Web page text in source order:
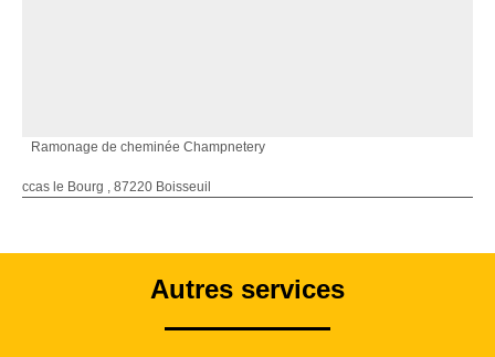
Ramonage de cheminée Champnetery
ccas le Bourg , 87220 Boisseuil
Autres services